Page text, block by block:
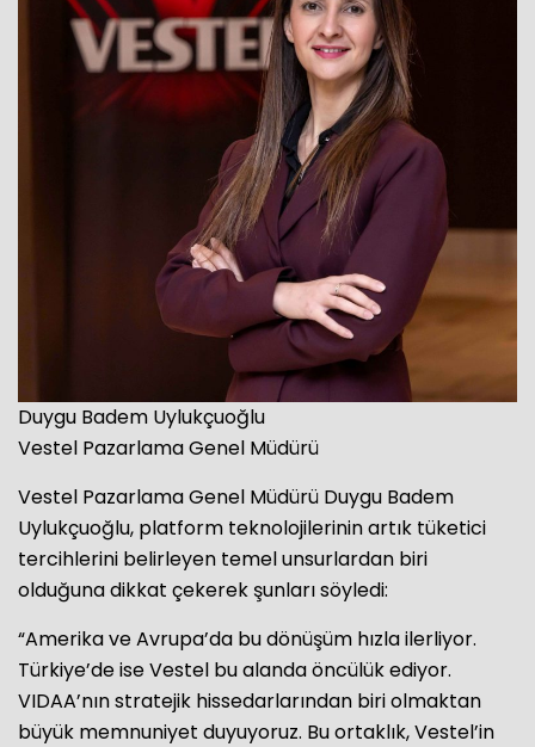
Duygu Badem Uylukçuoğlu
Vestel Pazarlama Genel Müdürü
Vestel Pazarlama Genel Müdürü Duygu Badem
Uylukçuoğlu, platform teknolojilerinin artık tüketici
tercihlerini belirleyen temel unsurlardan biri
olduğuna dikkat çekerek şunları söyledi:
“Amerika ve Avrupa’da bu dönüşüm hızla ilerliyor.
Türkiye’de ise Vestel bu alanda öncülük ediyor.
VIDAA’nın stratejik hissedarlarından biri olmaktan
büyük memnuniyet duyuyoruz. Bu ortaklık, Vestel’in